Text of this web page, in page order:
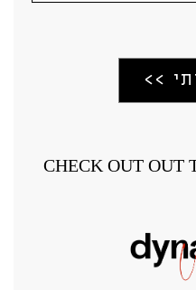
CHECK OUT OUT